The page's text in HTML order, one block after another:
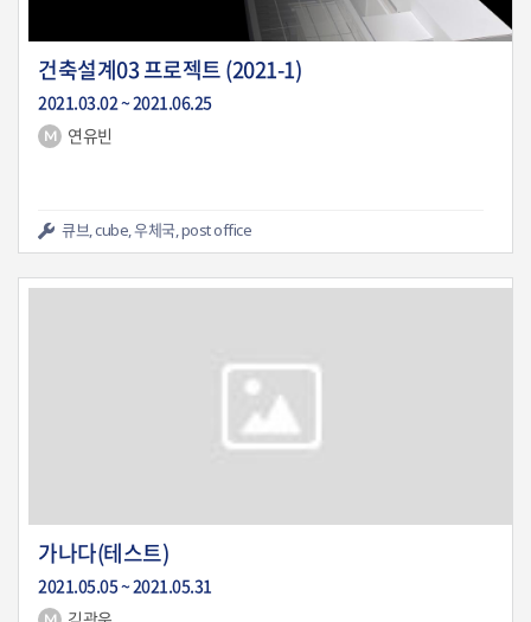
건축설계03 프로젝트 (2021-1)
2021.03.02 ~ 2021.06.25
연유빈
큐브, cube, 우체국, post office
가나다(테스트)
2021.05.05 ~ 2021.05.31